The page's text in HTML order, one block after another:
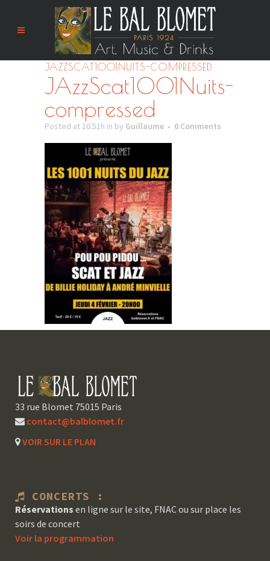
JAZZSCAT1001NUITS-COMPRESSED
JAzzScat1001Nuits-
compressed
Posted at 16:51h in by Guillaume 0 Comments
33 rue Blomet 75015 Paris
contact@balblomet.fr
VOIR SUR LE PLAN
CONCERTS :
Réservations en ligne sur le site, FNAC ou sur place les
soirs de concert
Voir la programmation